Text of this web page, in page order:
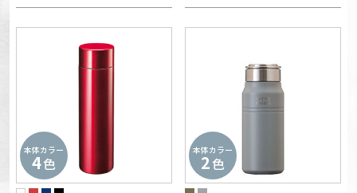
本体カラー
4色
本体カラー
2色